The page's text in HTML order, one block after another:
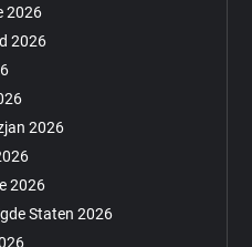
2026
2026
2026
2026
Staten 2026